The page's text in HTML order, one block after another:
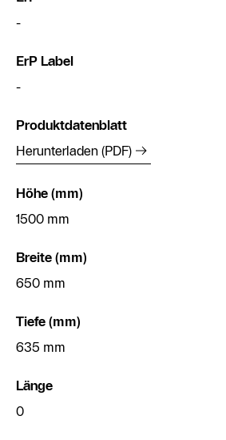
-
ErP Label
-
Produktdatenblatt
Herunterladen (PDF)
Höhe (mm)
1500 mm
Breite (mm)
650 mm
Tiefe (mm)
635 mm
Länge
0